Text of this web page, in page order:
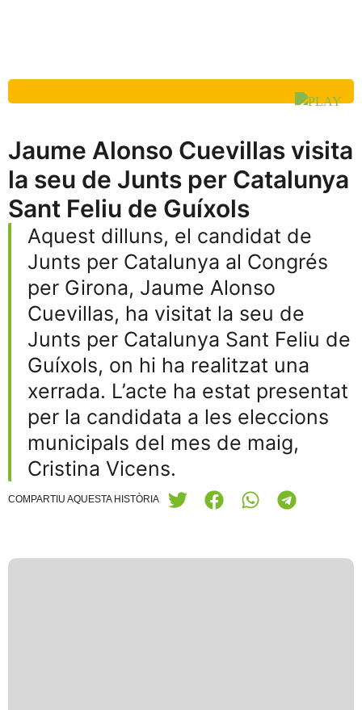
Jaume Alonso Cuevillas visita
la seu de Junts per Catalunya
Sant Feliu de Guíxols
Aquest dilluns, el candidat de
Junts per Catalunya al Congrés
per Girona, Jaume Alonso
Cuevillas, ha visitat la seu de
Junts per Catalunya Sant Feliu de
Guíxols, on hi ha realitzat una
xerrada. L’acte ha estat presentat
per la candidata a les eleccions
municipals del mes de maig,
Cristina Vicens.
COMPARTIU AQUESTA HISTÒRIA